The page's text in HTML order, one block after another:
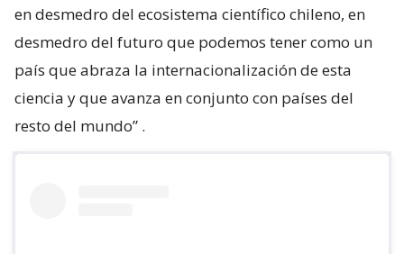
en desmedro del ecosistema científico chileno, en
desmedro del futuro que podemos tener como un
país que abraza la internacionalización de esta
ciencia y que avanza en conjunto con países del
resto del mundo” .